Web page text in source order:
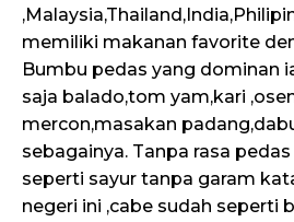
memiliki makanan favorite
Bumbu pedas yang dominan
saja balado,tom yam,kari
mercon,masakan
sebagainya. Tanpa rasa
seperti sayur tanpa garam
negeri ini ,cabe sudah seperti